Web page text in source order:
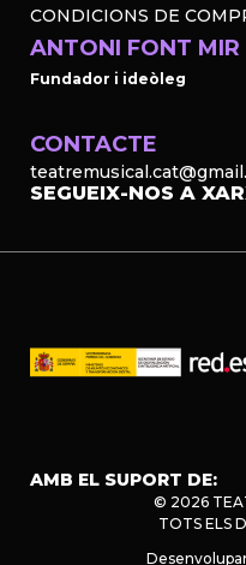
CONDICIONS DE
ANTONI FONT MIR
Fundador i ideòleg
CONTACTE
SEGUEIX-NOS A
AMB EL SUPORT DE:
© 2026
TOTS ELS